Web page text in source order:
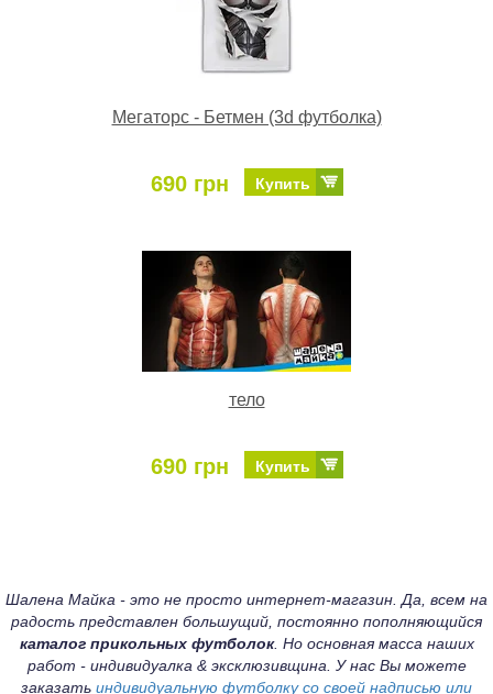
Мегаторс - Бетмен (3d футболка)
690 грн Купить
тело
690 грн Купить
Шалена Майка - это не просто интернет-магазин. Да, всем на
радость представлен большущий, постоянно пополняющийся
каталог прикольных футболок. Но основная масса наших
работ - индивидуалка & эксклюзивщина. У нас Вы можете
заказать индивидуальную футболку со своей надписью или